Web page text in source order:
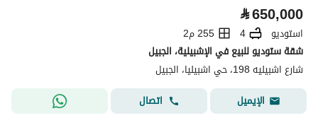
⃁650,000
استوديو 4
255 م2
شقة ستوديو للبيع في الإشبيلية، الجبيل
شارع اشبيليه 198، حي اشبيليا، الجبيل
الإيميل
اتصال